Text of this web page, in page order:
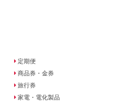
定期便
商品券・金券
旅行券
家電・電化製品